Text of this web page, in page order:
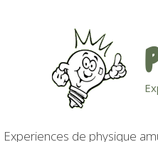
Experiences de physique